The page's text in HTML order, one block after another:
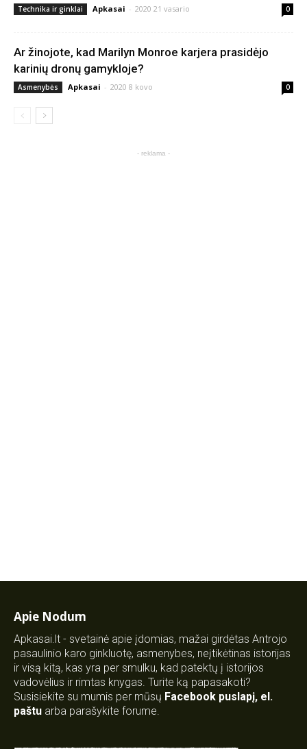
Technika ir ginklai Apkasai - 2020 21 vasario 0
Ar žinojote, kad Marilyn Monroe karjera prasidėjo
karinių dronų gamykloje?
Asmenybės Apkasai - 2020 8 kovo 0
- reklama -
Apie Nodum
Apkasai.lt - svetainė apie įdomias, mažai girdėtas Antrojo
pasaulinio karo ginkluotę, asmenybes, neįtikėtinas istorijas
ir visą kitą, kas yra per smulku, kad patektų į istorijos
vadovėlius ir rimtas knygas. Turite ką papasakoti?
Susisiekite su mumis per mūsų Facebook puslapį, el.
paštu arba parašykite forume.